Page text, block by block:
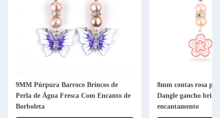
9MM Púrpura Barroco Brincos de
Perla de Água Fresca Com Encanto de
Borboleta
8mm contas rosa
Dangle gancho
encantamento